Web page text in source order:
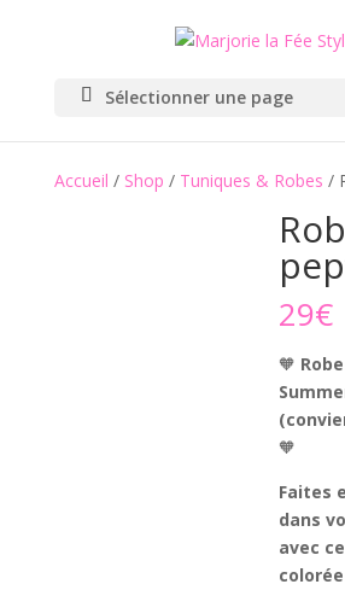
Sélectionner une page
Accueil / Shop / Tuniques & Robes /
29€
🧡
🧡
Faites
dans
avec